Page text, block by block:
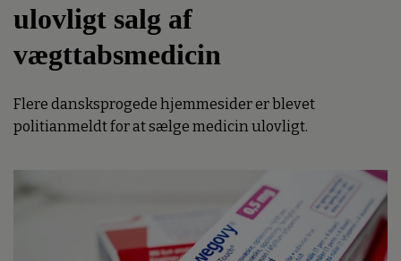
ulovligt salg af
vægttabsmedicin
Flere dansksprogede hjemmesider er blevet
politianmeldt for at sælge medicin ulovligt.